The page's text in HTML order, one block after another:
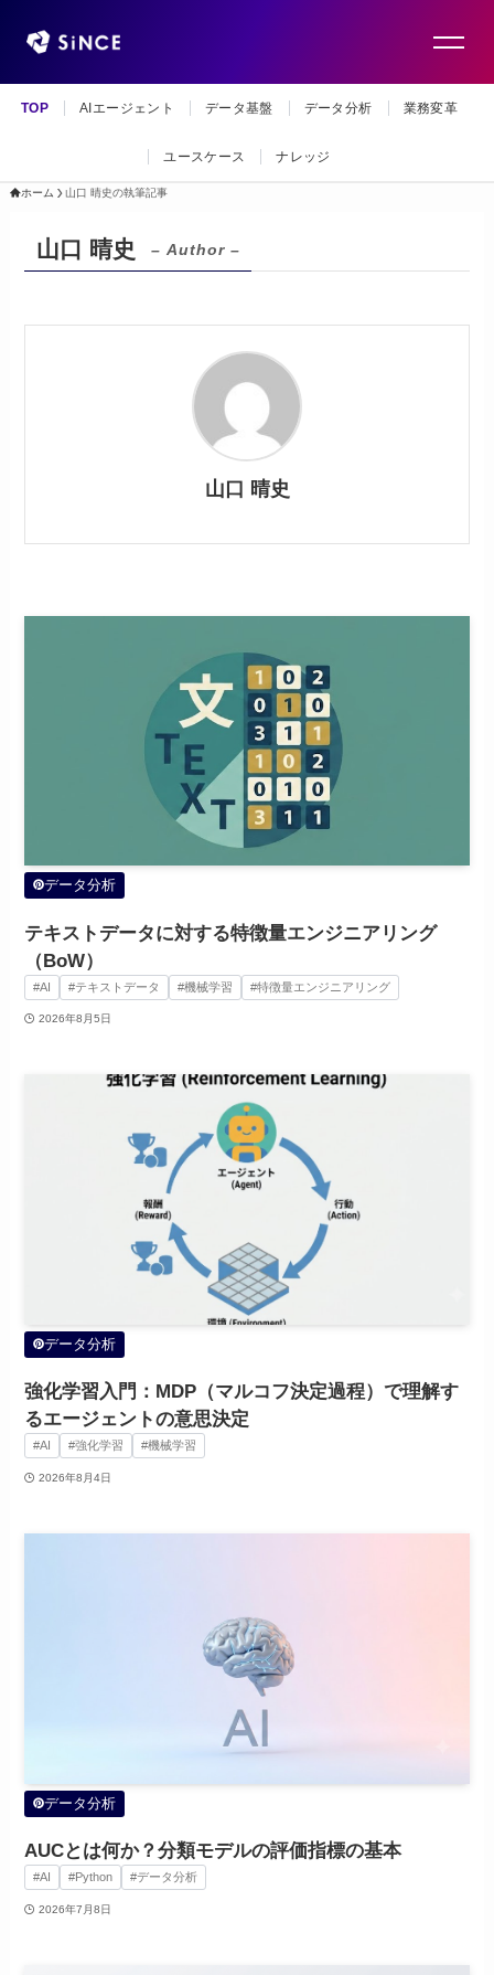
TOP AIエージェント データ基盤 データ分析 業務変革
ユースケース ナレッジ
ホーム 山口 晴史の執筆記事
山口 晴史 – Author –
山口 晴史
データ分析
テキストデータに対する特徴量エンジニアリング
（BoW）
#AI #テキストデータ #機械学習 #特徴量エンジニアリング
2026年8月5日
データ分析
強化学習入門：MDP（マルコフ決定過程）で理解す
るエージェントの意思決定
#AI #強化学習 #機械学習
2026年8月4日
データ分析
AUCとは何か？分類モデルの評価指標の基本
#AI #Python #データ分析
2026年7月8日